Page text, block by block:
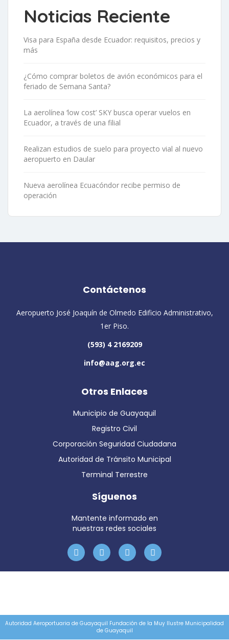
Noticias Reciente
Visa para España desde Ecuador: requisitos, precios y
más
¿Cómo comprar boletos de avión económicos para el
feriado de Semana Santa?
La aerolínea ‘low cost’ SKY busca operar vuelos en
Ecuador, a través de una filial
Realizan estudios de suelo para proyecto vial al nuevo
aeropuerto en Daular
Nueva aerolínea Ecuacóndor recibe permiso de
operación
Contáctenos
Aeropuerto José Joaquín de Olmedo Edificio Administrativo,
1er Piso.
(593) 4 2169209
info@aag.org.ec
Otros Enlaces
Municipio de Guayaquil
Registro Civil
Corporación Seguridad Ciudadana
Autoridad de Tránsito Municipal
Terminal Terrestre
Síguenos
Mantente informado en
nuestras redes sociales
Autoridad Aeroportuaria de Guayaquil Fundación de la Muy Ilustre Municipalidad
de Guayaquil